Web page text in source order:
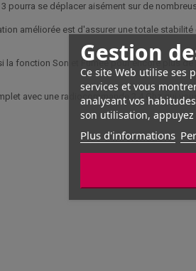
Gestion
Ce site Web utilise ses
services et vous
analysant vos
son utilisation,
Plus d'informations
pourra se déplacer aisément sur de
améliorée est d'assurer une totale
la fonction Son et Fumée pour encore plus de
avec une radiocommande 2.4 Ghz qui